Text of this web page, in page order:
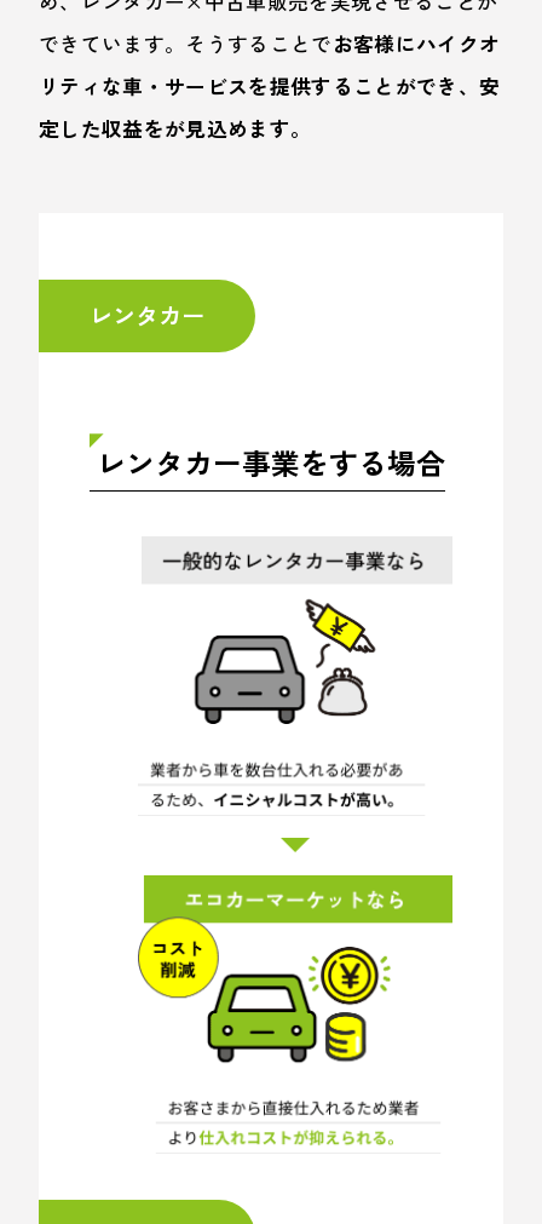
できています。そうすることでお客様にハイクオ
リティな車・サービスを提供することができ、安
定した収益をが見込めます。
レンタカー
レンタカー事業をする場合